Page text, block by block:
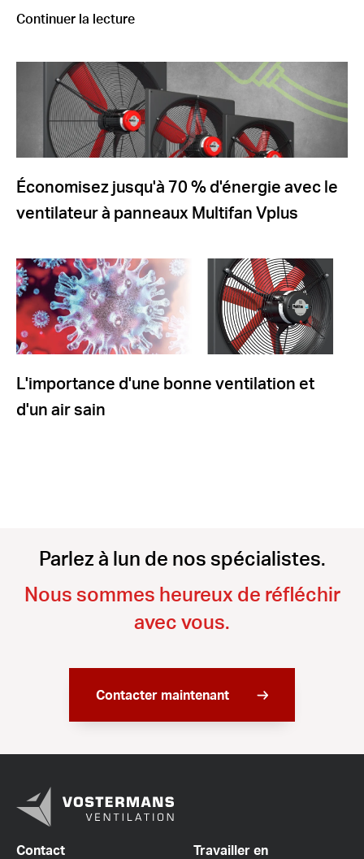
Continuer la lecture
Économisez jusqu'à 70 % d'énergie avec le
ventilateur à panneaux Multifan Vplus
L'importance d'une bonne ventilation et
d'un air sain
Parlez à lun de nos spécialistes.
Nous sommes heureux de réfléchir
avec vous.
Contacter maintenant
Contact Travailler en